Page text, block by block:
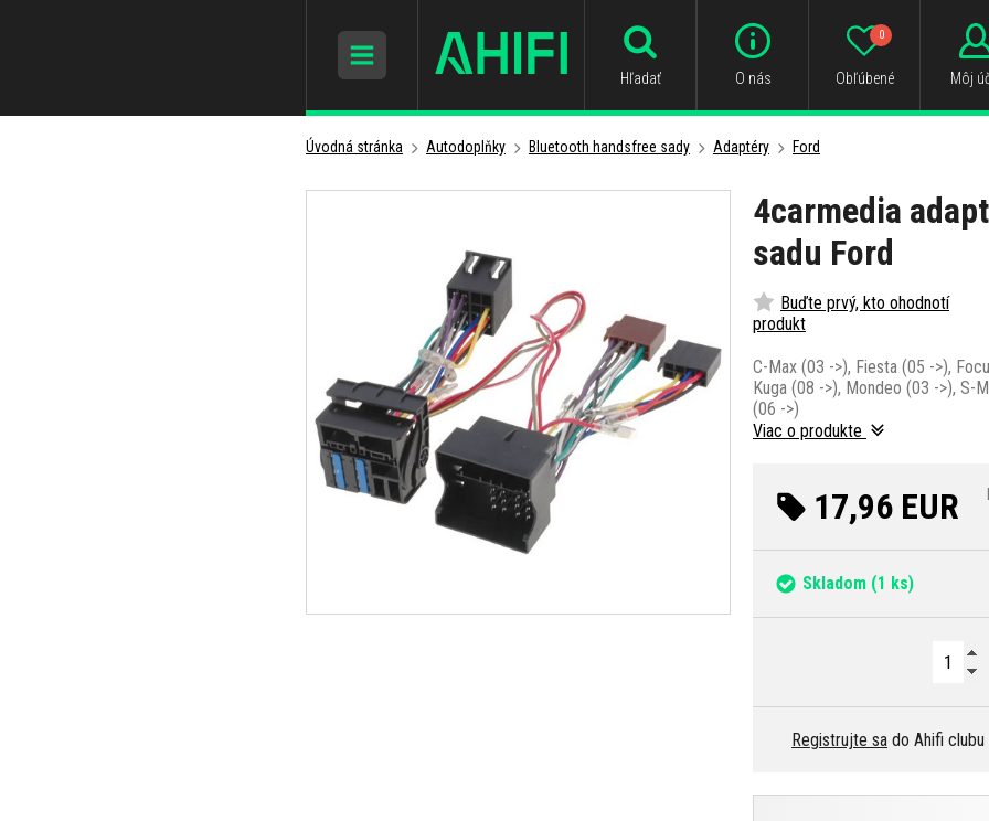
Hľadať O nás Obľúbené
0
Môj
Úvodná stránka Autodoplňky Bluetooth handsfree sady Adaptéry Ford
4carmedia
sadu Ford
Buďte prvý, kto ohodnotí
produkt
C-Max (03 ->), Fiesta (05 ->),
Kuga (08 ->), Mondeo (03 ->), S-
(06 ->)
Viac o produkte
17,96 EUR
Skladom (1 ks)
Registrujte sa do Ahifi